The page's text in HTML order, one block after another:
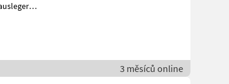
3 měsíců online